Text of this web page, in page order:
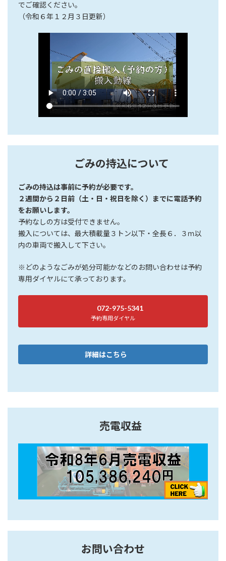
でご確認ください。
（令和６年１２月３日更新）
ごみの持込について
ごみの持込は事前に予約が必要です。
２週間から２日前 （土・日・祝日を除く）
までに電話予約
をお願いします。
予約なしの方は受付できません。
搬入については、最大積載量３トン以下・全長６．３ｍ以
内の車両で搬入して下さい。
※どのようなごみが処分可能かなどのお問い合わせは予約
専用ダイヤルにて承っております。
072-975-5341
予約専用ダイヤル
詳細はこちら
売電収益
お問い合わせ